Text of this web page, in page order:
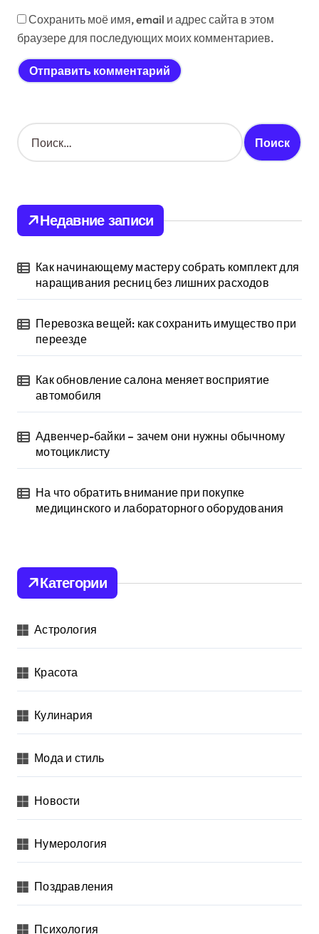
Сохранить моё имя, email и адрес сайта в этом
браузере для последующих моих комментариев.
Н
а
:
Недавние записи
Как начинающему мастеру собрать комплект для
наращивания ресниц без лишних расходов
Перевозка вещей: как сохранить имущество при
переезде
Как обновление салона меняет восприятие
автомобиля
Адвенчер-байки – зачем они нужны обычному
мотоциклисту
На что обратить внимание при покупке
медицинского и лабораторного оборудования
Категории
Астрология
Красота
Кулинария
Мода и стиль
Новости
Нумерология
Поздравления
Психология